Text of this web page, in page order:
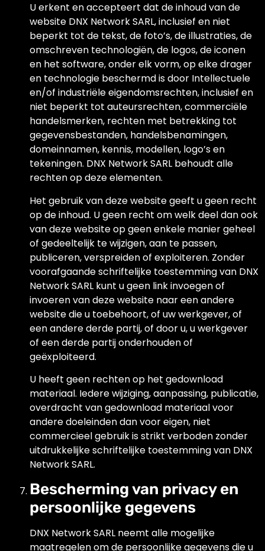
U erkent en accepteert dat de inhoud van de
website DNX Network SARL, inclusief en niet
beperkt tot de tekst, de foto’s, de illustraties, de
omschreven technologiën, de logos, de iconen
en het software, onder elk vorm, op elke drager
en technologie beschermd is door Intellectuele
en/of industriële eigendomsrechten, inclusief en
niet beperkt tot auteursrechten, commerciële
handelsmerken, rechten met betrekking tot
gegevensbestanden, handelsbenamingen,
domeinnamen, kennis, modellen, logo’s en
tekeningen. DNX Network SARL behoudt alle
rechten op deze elementen.
Het gebruik van deze website geeft u geen recht
op de inhoud. U geen recht om welk deel dan ook
van deze website op geen enkele manier geheel
of gedeeltelijk te wijzigen, aan te passen,
publiceren, verspreiden of exploiteren. Zonder
voorafgaande schriftelijke toestemming van DNX
Network SARL kunt u geen link invoegen of
invoeren van deze website naar een andere
website die u toebehoort, of uw werkgever, of
een andere derde partij, of door u, u werkgever
of een derde partij onderhouden of
geëxploiteerd.
U heeft geen rechten op het gedownload
materiaal. Iedere wijziging, aanpassing, publicatie,
overdracht van gedownload materiaal voor
andere doeleinden dan voor eigen, niet
commercieel gebruik is strikt verboden zonder
uitdrukkelijke schriftelijke toestemming van DNX
Network SARL.
Bescherming van privacy en
persoonlijke gegevens
DNX Network SARL neemt alle mogelijke
maatregelen om de persoonlijke gegevens die u